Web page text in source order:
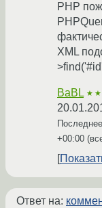
PHP
XML
BaBL
+00:00
Ответ на: